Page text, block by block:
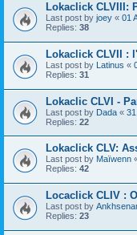
Lokaclick CLVIII:
Last post by joey « 01
Replies: 38
Lokaclick CLVII :
Last post by Latinus «
Replies: 31
Lokaclic CLVI -
Last post by Dada «
Replies: 22
Lokaclick CLV:
Last post by Maïwenn
Replies: 42
Locaclick CLIV :
Last post by
Replies: 23